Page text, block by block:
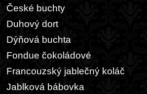
České buchty
Duhový dort
Dýňová buchta
Fondue čokoládové
Francouzský jablečný koláč
Jablková bábovka